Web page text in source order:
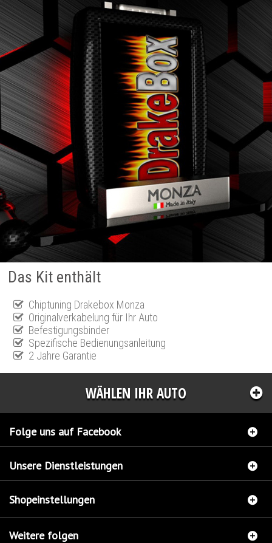
Das Kit enthält
Chiptuning Drakebox Monza
Originalverkabelung für Ihr Auto
Befestigungsbinder
Spezifische Bedienungsanleitung
2 Jahre Garantie
WÄHLEN IHR AUTO
Folge uns auf Facebook
Unsere Dienstleistungen
Shopeinstellungen
Weitere folgen